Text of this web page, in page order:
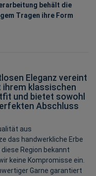
behält die
Tragen ihre Form
Eleganz vereint
ihrem klassischen
und bietet sowohl
Abschluss
aus
das handwerkliche Erbe
Region bekannt
keine Kompromisse ein.
Garne garantiert